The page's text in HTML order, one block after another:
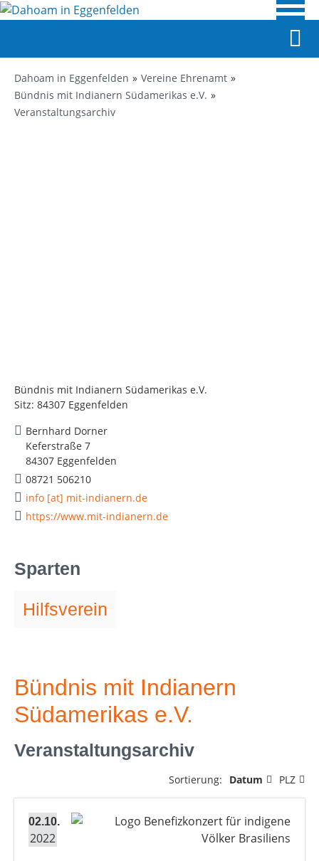
Dahoam in Eggenfelden
Vereine Ehrenamt
Bündnis mit Indianern Südamerikas e.V.
Veranstaltungsarchiv
Bündnis mit Indianern Südamerikas e.V.
Sitz: 84307 Eggenfelden
Bernhard Dorner
Keferstraße 7
84307 Eggenfelden
08721 506210
info [at] mit-indianern.de
https://www.mit-indianern.de
Sparten
Hilfsverein
Bündnis mit Indianern
Südamerikas e.V.
Veranstaltungsarchiv
Sortierung: Datum PLZ
02.10.
2022